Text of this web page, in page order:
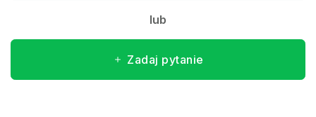
lub
Zadaj pytanie